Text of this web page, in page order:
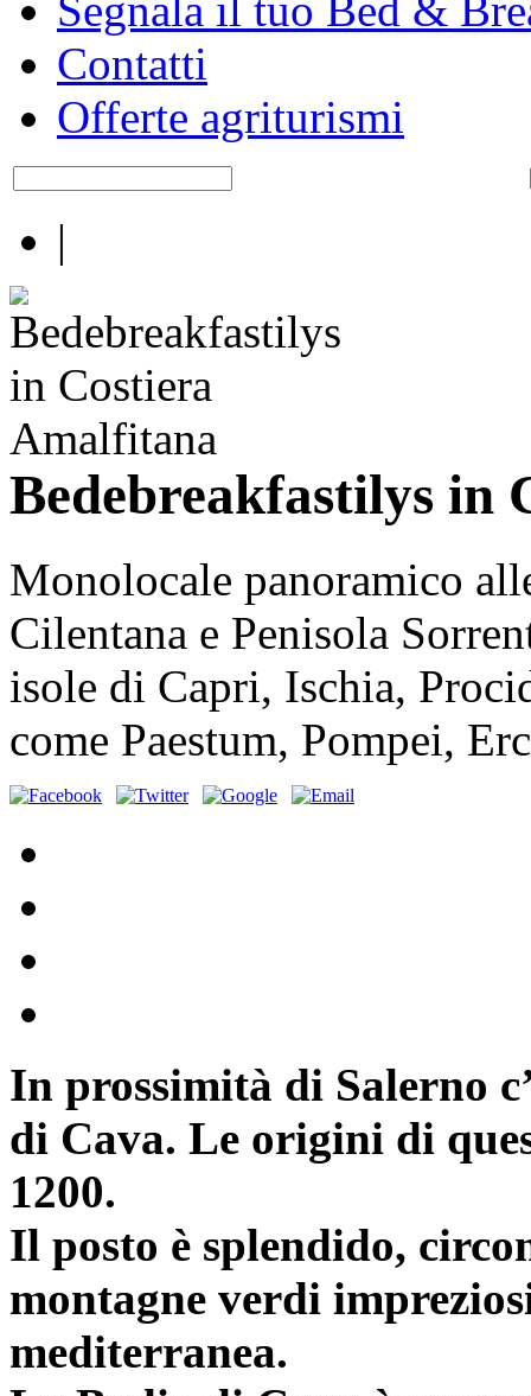
Contatti
Offerte agriturismi
|
Bedebreakfastilys in
Monolocale panoramico
Cilentana e Penisola
isole di Capri, Ischia,
come Paestum, Pompei,
In prossimità di Salerno
di Cava. Le origini di
1200.
Il posto è splendido,
montagne verdi
mediterranea.